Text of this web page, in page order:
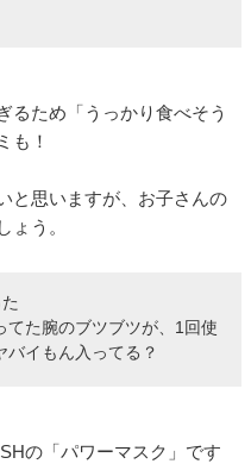
るため「うっかり食べそう
も！
と思いますが、お子さんの
ょう。
てた腕のブツブツが、1回使
バイもん入ってる？
の「パワーマスク」です